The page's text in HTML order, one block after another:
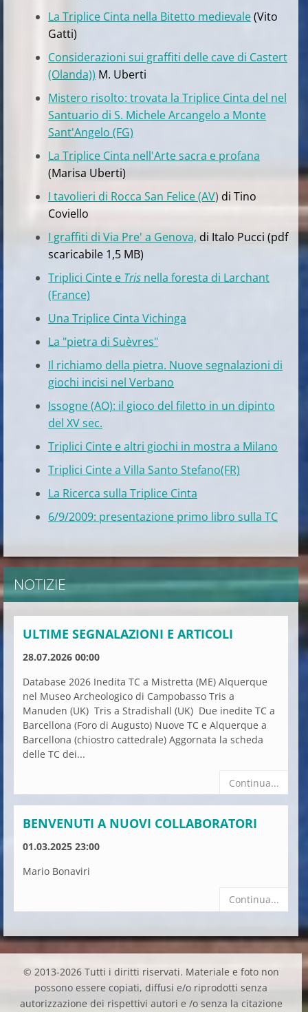
La Triplice Cinta nella Bitetto medievale(Vito
Gatti)
Considerazioni sui graffiti delle cave di Castert
(Olanda)) M. Uberti
Mistero risolto: trovata la Triplice Cinta del nel
Santuario di S. Michele Arcangelo a Monte
Sant'Angelo (FG)
La Triplice Cinta nell'Arte sacra e profana
(Marisa Uberti)
I tavolieri di Rocca San Felice (AV) di Tino
Coviello
I graffiti di Via Pre' a Genova, di Italo Pucci (pdf
scaricabile 1,5 MB)
Triplici Cinte e Tris nella foresta di Larchant
(France)
Una Triplice Cinta Vichinga
La "pietra di Suèvres"
Il richiamo della pietra. Nuove segnalazioni di
giochi incisi nel Verbano
Issogne (AO): il gioco del filetto in un dipinto
del XV sec.
Triplici Cinte e altri giochi in mostra a Milano
Triplici Cinte a Villa Santo Stefano(FR)
La Ricerca sulla Triplice Cinta
6/9/2009: presentazione primo libro sulla TC
NOTIZIE
ULTIME SEGNALAZIONI E ARTICOLI
28.07.2026 00:00
Database 2026 Inedita TC a Mistretta (ME) Alquerque
nel Museo Archeologico di Campobasso Tris a
Manuden (UK) Tris a Stradishall (UK) Due inedite TC a
Barcellona (Foro di Augusto) Nuove TC e Alquerque a
Barcellona (chiostro cattedrale) Aggornata la scheda
delle TC dei...
Continua...
BENVENUTI A NUOVI COLLABORATORI
01.03.2025 23:00
Mario Bonaviri
Continua...
© 2013-2026 Tutti i diritti riservati. Materiale e foto non
possono essere copiati, diffusi e/o riprodotti senza
autorizzazione dei rispettivi autori e /o senza la citazione